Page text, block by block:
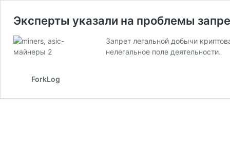
Эксперты указали на проблемы
Запрет легальной добычи
нелегальное поле деятельности.
ForkLog